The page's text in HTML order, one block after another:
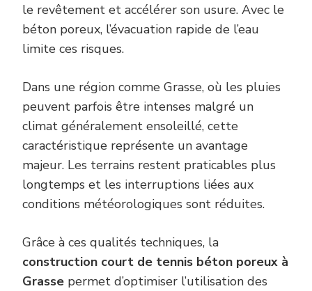
le revêtement et accélérer son usure. Avec le
béton poreux, l’évacuation rapide de l’eau
limite ces risques.
Dans une région comme Grasse, où les pluies
peuvent parfois être intenses malgré un
climat généralement ensoleillé, cette
caractéristique représente un avantage
majeur. Les terrains restent praticables plus
longtemps et les interruptions liées aux
conditions météorologiques sont réduites.
Grâce à ces qualités techniques, la
construction court de tennis béton poreux à
Grasse permet d’optimiser l’utilisation des